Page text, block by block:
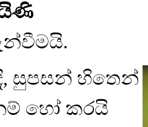
සුපසන් හිතෙන්
හෝ කරයි